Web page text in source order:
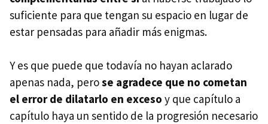
suficiente para que tengan su espacio en lugar de
estar pensadas para añadir más enigmas.
Y es que puede que todavía no hayan aclarado
apenas nada, perose agradece que no cometan
el error de dilatarlo en exceso y que capítulo a
capítulo haya un sentido de la progresión necesario